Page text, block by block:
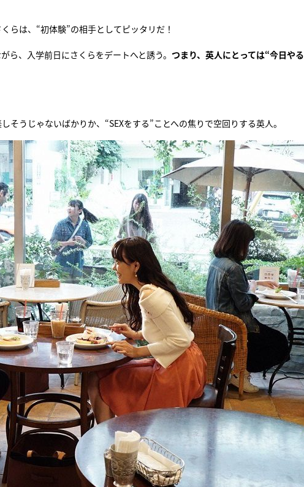
らは、“初体験”の相手としてピッタリだ！
ら、入学前日にさくらをデートへと誘う。 つまり、英人にとっては“今日やる
うじゃないばかりか、“SEXをする”ことへの焦りで空回りする英人。